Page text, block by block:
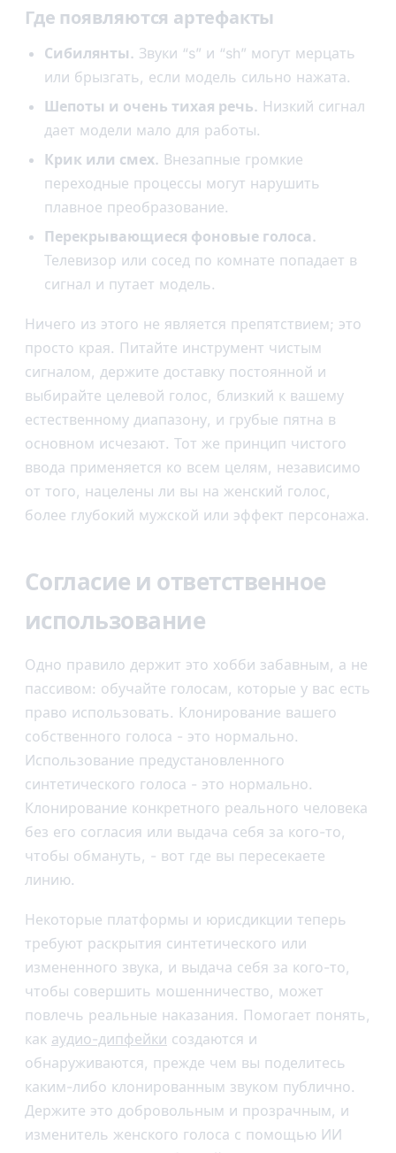
Где появляются артефакты
Сибилянты. Звуки “s” и “sh” могут мерцать
или брызгать, если модель сильно нажата.
Шепоты и очень тихая речь. Низкий сигнал
дает модели мало для работы.
Крик или смех. Внезапные громкие
переходные процессы могут нарушить
плавное преобразование.
Перекрывающиеся фоновые голоса.
Телевизор или сосед по комнате попадает в
сигнал и путает модель.
Ничего из этого не является препятствием; это
просто края. Питайте инструмент чистым
сигналом, держите доставку постоянной и
выбирайте целевой голос, близкий к вашему
естественному диапазону, и грубые пятна в
основном исчезают. Тот же принцип чистого
ввода применяется ко всем целям, независимо
от того, нацелены ли вы на женский голос,
более глубокий мужской или эффект персонажа.
Согласие и ответственное
использование
Одно правило держит это хобби забавным, а не
пассивом: обучайте голосам, которые у вас есть
право использовать. Клонирование вашего
собственного голоса - это нормально.
Использование предустановленного
синтетического голоса - это нормально.
Клонирование конкретного реального человека
без его согласия или выдача себя за кого-то,
чтобы обмануть, - вот где вы пересекаете
линию.
Некоторые платформы и юрисдикции теперь
требуют раскрытия синтетического или
измененного звука, и выдача себя за кого-то,
чтобы совершить мошенничество, может
повлечь реальные наказания. Помогает понять,
как аудио-дипфейки создаются и
обнаруживаются, прежде чем вы поделитесь
каким-либо клонированным звуком публично.
Держите это добровольным и прозрачным, и
изменитель женского голоса с помощью ИИ